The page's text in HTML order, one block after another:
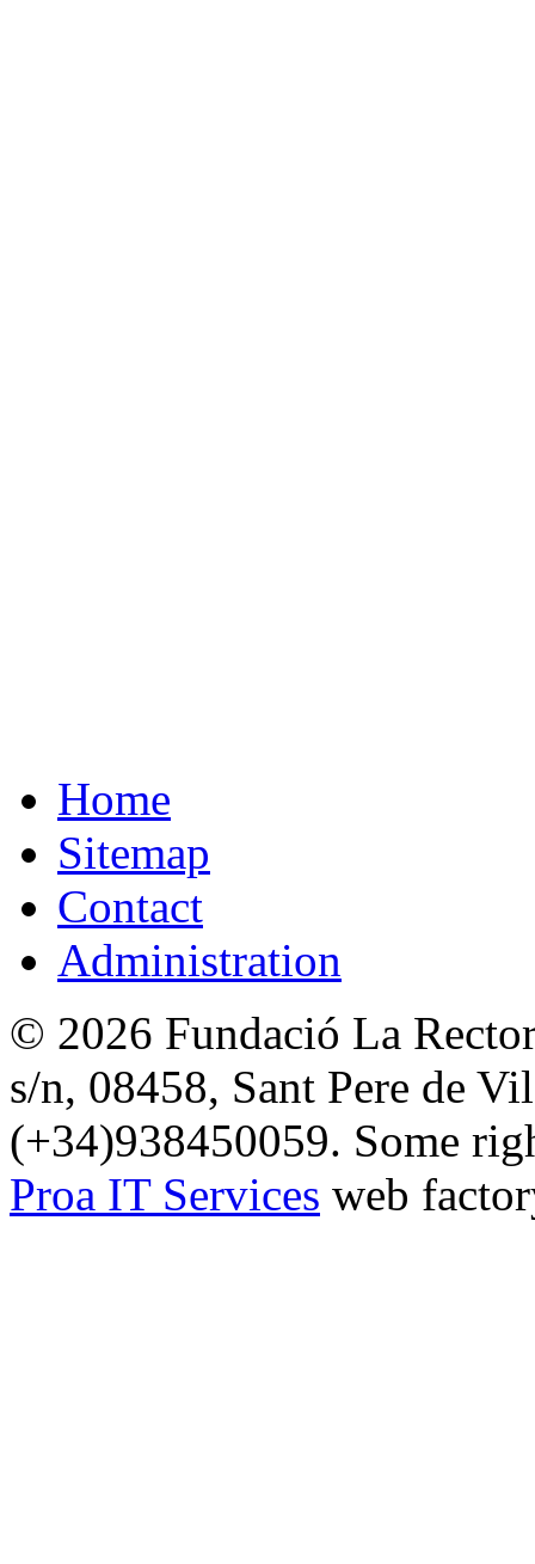
Home
Sitemap
Contact
Administration
© 2026 Fundació La
s/n, 08458, Sant Pere de
(+34)938450059. Some
Proa IT Services web